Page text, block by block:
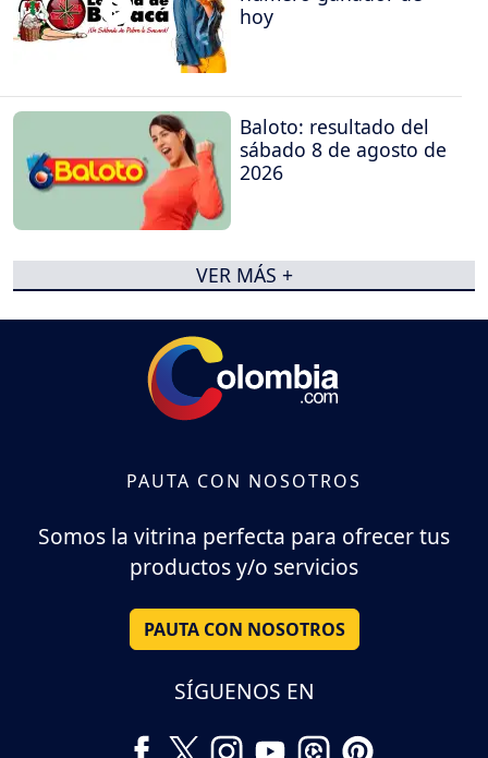
hoy
Baloto: resultado del
sábado 8 de agosto de
2026
VER MÁS +
PAUTA CON NOSOTROS
Somos la vitrina perfecta para ofrecer tus
productos y/o servicios
PAUTA CON NOSOTROS
SÍGUENOS EN